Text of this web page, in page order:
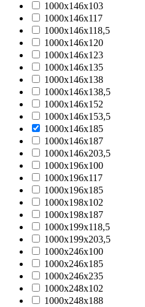
1000x146x103
1000x146x117
1000x146x118,5
1000x146x120
1000x146x123
1000x146x135
1000x146x138
1000x146x138,5
1000x146x152
1000x146x153,5
1000x146x185
1000x146x187
1000x146x203,5
1000x196x100
1000x196x117
1000x196x185
1000x198x102
1000x198x187
1000x199x118,5
1000x199x203,5
1000x246x100
1000x246x185
1000x246x235
1000x248x102
1000x248x188